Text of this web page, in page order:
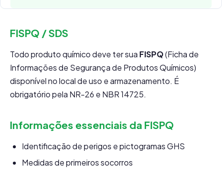
FISPQ / SDS
Todo produto químico deve ter sua FISPQ(Ficha de
Informações de Segurança de Produtos Químicos)
disponível no local de uso e armazenamento. É
obrigatório pela NR-26 e NBR 14725.
Informações essenciais da FISPQ
Identificação de perigos e pictogramas GHS
Medidas de primeiros socorros